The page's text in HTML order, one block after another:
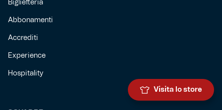
Biglietteria
Abbonamenti
Accrediti
Experience
Hospitality
Visita lo store